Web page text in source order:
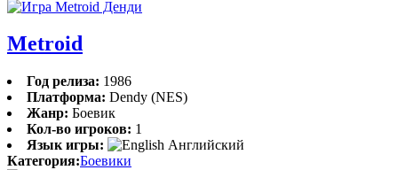
Metroid
Год релиза: 1986
Платформа: Dendy (NES)
Жанр: Боевик
Кол-во игроков: 1
Язык игры:
Английский
Категория:Боевики